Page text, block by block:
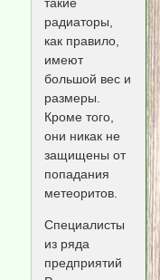
радиаторы,
как правило,
имеют
большой вес и
размеры.
Кроме того,
они никак не
защищены от
попадания
метеоритов.
Специалисты
из ряда
предприятий